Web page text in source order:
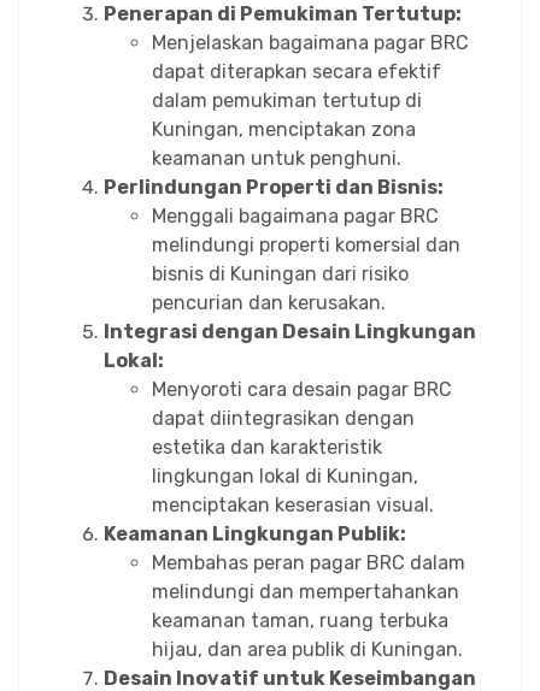
Penerapan di Pemukiman Tertutup:
Menjelaskan bagaimana pagar BRC
dapat diterapkan secara efektif
dalam pemukiman tertutup di
Kuningan, menciptakan zona
keamanan untuk penghuni.
Perlindungan Properti dan Bisnis:
Menggali bagaimana pagar BRC
melindungi properti komersial dan
bisnis di Kuningan dari risiko
pencurian dan kerusakan.
Integrasi dengan Desain Lingkungan
Lokal:
Menyoroti cara desain pagar BRC
dapat diintegrasikan dengan
estetika dan karakteristik
lingkungan lokal di Kuningan,
menciptakan keserasian visual.
Keamanan Lingkungan Publik:
Membahas peran pagar BRC dalam
melindungi dan mempertahankan
keamanan taman, ruang terbuka
hijau, dan area publik di Kuningan.
Desain Inovatif untuk Keseimbangan